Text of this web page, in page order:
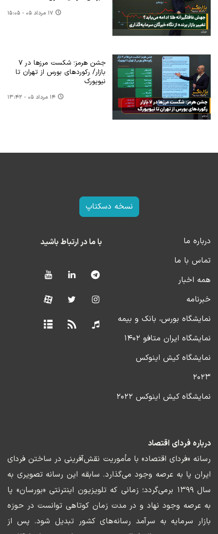
۱۷ مرداد ۰۵ - ۱۵:۰۵
جشن هرمز؛ شکست مرزها در ۷
بازار/ رکوردهای بورس از تهران تا
نیویورک
۱۴ مرداد ۰۵ - ۱۳:۴۲
نسخه دسکتاپ
درباره ما
تماس با ما
همه اخبار
خبرنامه
نمایشگاه بورس، بانک و بیمه
نمایشگاه ایران متافو ۱۴۰۲
نمایشگاه کیش اینوکس
۲۰۲۳
نمایشگاه کیش اینوکس ۲۰۲۲
با ما در ارتباط باشید
درباره فردای اقتصاد
رسانه «فردای اقتصاد» با مأموریت نقش‌آفرینی در ساختن فردای
ایران پا به عرصه وجود می‌گذارد. سابقه این رسانه تصویری به
سال ۱۳۹۹ برمی‌گردد؛ زمانی که تلویزیون اینترنتی «بورسان» پا
به عرصه وجود نهاد و در مدت زمان کوتاهی توانست در حوزه
بازار سرمایه به سرآمد رسانه‌های کشور تبدیل شود. پس از